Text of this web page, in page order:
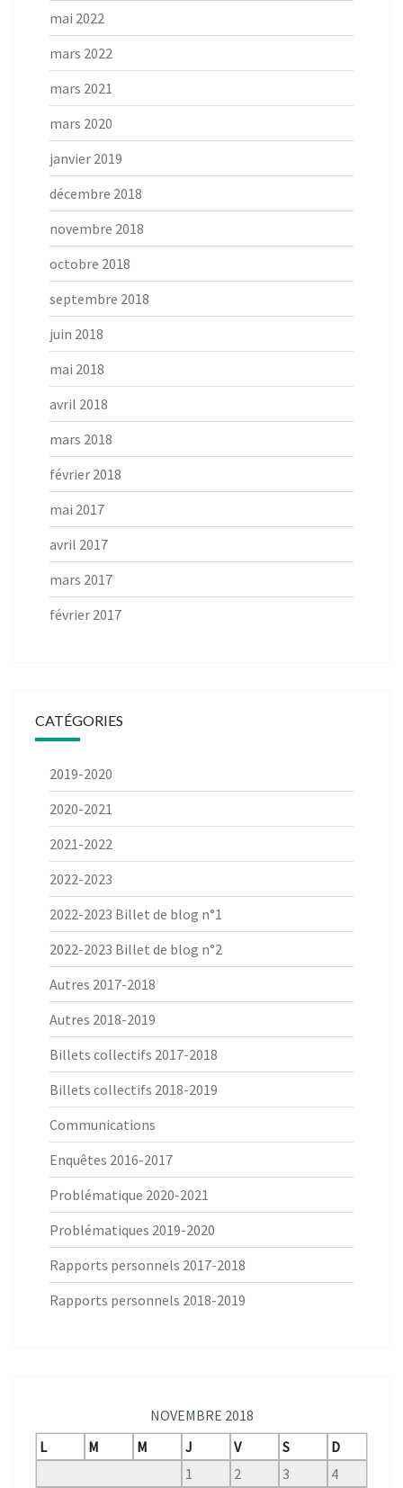
mai 2022
mars 2022
mars 2021
mars 2020
janvier 2019
décembre 2018
novembre 2018
octobre 2018
septembre 2018
juin 2018
mai 2018
avril 2018
mars 2018
février 2018
mai 2017
avril 2017
mars 2017
février 2017
CATÉGORIES
2019-2020
2020-2021
2021-2022
2022-2023
2022-2023 Billet de blog n°1
2022-2023 Billet de blog n°2
Autres 2017-2018
Autres 2018-2019
Billets collectifs 2017-2018
Billets collectifs 2018-2019
Communications
Enquêtes 2016-2017
Problématique 2020-2021
Problématiques 2019-2020
Rapports personnels 2017-2018
Rapports personnels 2018-2019
NOVEMBRE 2018
L
M M J V S
D
1
2 3 4